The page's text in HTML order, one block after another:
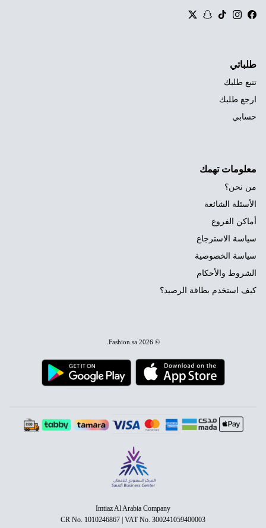
Facebook
Instagram
TikTok
Snapchat
Twitter
طلباتي
تتبع طلبك
ارجع طلبك
حسابي
معلومات تهمك
من نحن؟
الأسئلة الشائعة
أماكن الفروع
سياسة الاسترجاع
سياسة الخصوصية
الشروط والأحكام
كيف استخدم بطاقة الرصيد؟
© 2026
Fashion.sa
Imtiaz Al Arabia Company
CR No. 1010246867 | VAT No. 300241059400003